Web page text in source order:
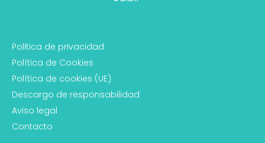
Politica de privacidad
Política de Cookies
Política de cookies (UE)
Descargo de responsabilidad
Aviso legal
Contacto